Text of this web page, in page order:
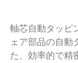
軸芯自動タッピ
ェア部品の自動
た、効率的で精